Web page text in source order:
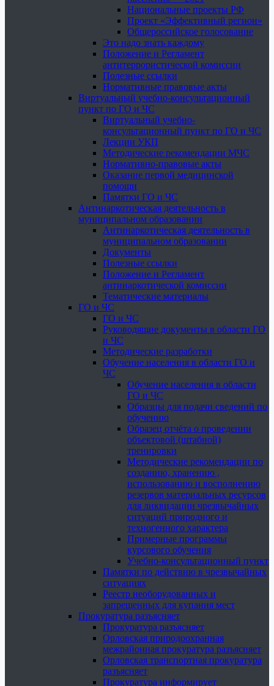
Национальные проекты РФ
Проект «Эффективный регион»
Общероссийское голосование
Это надо знать каждому
Положение и Регламент
антитеррористической комиссии
Полезные ссылки
Нормативные правовые акты
Виртуальный учебно-консультационный
пункт по ГО и ЧС
Виртуальный учебно-
консультационный пункт по ГО и ЧС
Лекции УКП
Методические рекомендации МЧС
Нормативно-правовые акты
Оказание первой медицинской
помощи
Памятки ГО и ЧС
Антинаркотическая деятельность в
муниципальном образовании
Антинаркотическая деятельность в
муниципальном образовании
Документы
Полезные ссылки
Положение и Регламент
антинаркотической комиссии
Тематические материалы
ГО и ЧС
ГО и ЧС
Руководящие документы в области ГО
и ЧС
Методические разработки
Обучение населения в области ГО и
ЧС
Обучение населения в области
ГО и ЧС
Образцы для подачи сведений по
обучению
Образец отчёта о проведении
объектовой (штабной)
тренировки
Методические рекомендации по
созданию, хранению ,
использованию и восполнению
резервов материальных ресурсов
для ликвидации чрезвычайных
ситуаций природного и
техногенного характера
Примерные программы
курсового обучения
Учебно-консультационный пункт
Памятки по действию в чрезвычайных
ситуациях
Реестр необорудованных и
запрещенных для купания мест
Прокуратура разъясняет
Прокуратура разъясняет
Орловская природоохранная
межрайонная прокуратура разъясняет
Орловская транспортная прокуратура
разъясняет
Прокуратура информирует